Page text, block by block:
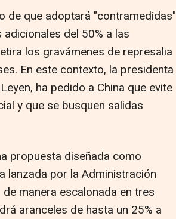
de que adoptará "contramedidas"
del 50% a las
los gravámenes de represalia
En este contexto, la presidenta
ha pedido a China que evite
y que se busquen salidas
propuesta diseñada como
lanzada por la Administración
manera escalonada en tres
aranceles de hasta un 25% a